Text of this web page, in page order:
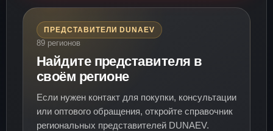
ПРЕДСТАВИТЕЛИ DUNAEV
89 регионов
Найдите представителя в
своём регионе
Если нужен контакт для покупки, консультации
или оптового обращения, откройте справочник
региональных представителей DUNAEV.